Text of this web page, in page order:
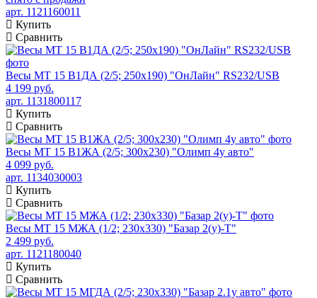
арт. 1121160011
Купить
Сравнить
Весы МТ 15 В1ДА (2/5; 250х190) "ОнЛайн" RS232/USB
4 199 руб.
арт. 1131800117
Купить
Сравнить
Весы МТ 15 В1ЖА (2/5; 300х230) "Олимп 4у авто"
4 099 руб.
арт. 1134030003
Купить
Сравнить
Весы МТ 15 МЖА (1/2; 230х330) "Базар 2(у)-Т"
2 499 руб.
арт. 1121180040
Купить
Сравнить